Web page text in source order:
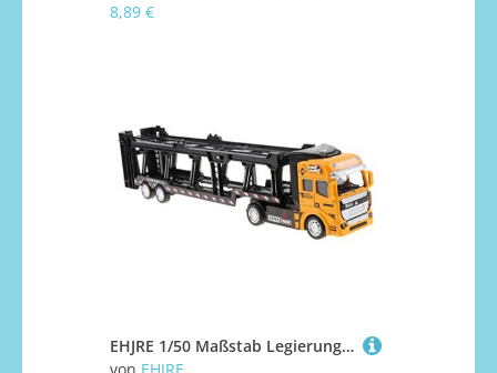
8,89 €
EHJRE 1/50 Maßstab Legierung Push Transport LKW Modell Spielzeug mit Pull Back Funktion, für Jungen, Sammeln, Orange